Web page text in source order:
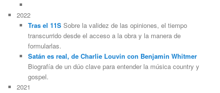
2022
Tras el 11SSobre la validez de las opiniones, el tiempo
transcurrido desde el acceso a la obra y la manera de
formularlas.
Satán es real, de Charlie Louvin con Benjamin Whitmer
Biografía de un dúo clave para entender la música country y
gospel.
2021